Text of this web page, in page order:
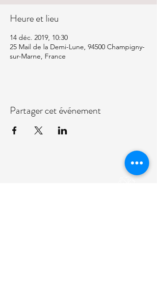
Heure et lieu
14 déc. 2019, 10:30
25 Mail de la Demi-Lune, 94500 Champigny-
sur-Marne, France
Partager cet événement